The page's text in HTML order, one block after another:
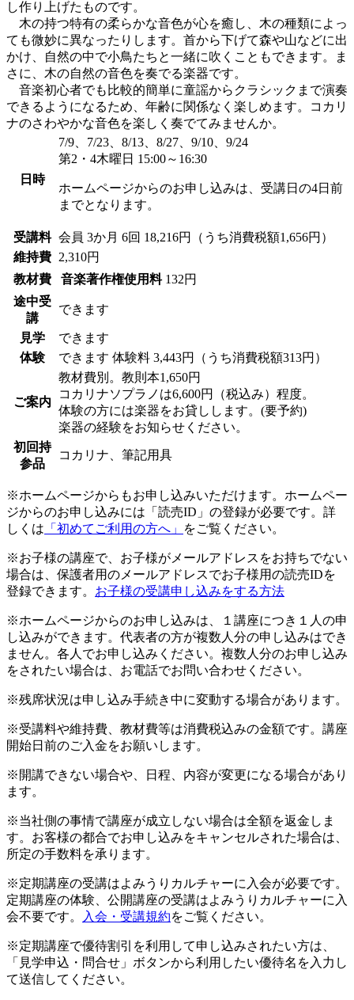
し作り上げたものです。
木の持つ特有の柔らかな音色が心を癒し、木の種類によっ
ても微妙に異なったりします。首から下げて森や山などに出
かけ、自然の中で小鳥たちと一緒に吹くこともできます。ま
さに、木の自然の音色を奏でる楽器です。
音楽初心者でも比較的簡単に童謡からクラシックまで演奏
できるようになるため、年齢に関係なく楽しめます。コカリ
ナのさわやかな音色を楽しく奏でてみませんか。
日時
7/9、7/23、8/13、8/27、9/10、9/24
第2・4木曜日 15:00～16:30
ホームページからのお申し込みは、受講日の4日前
までとなります。
受講料 会員 3か月 6回 18,216円（うち消費税額1,656円）
維持費
2,310円
教材費
音楽著作権使用料 132円
途中受
講
できます
見学
できます
体験
できます 体験料 3,443円（うち消費税額313円）
ご案内
教材費別。教則本1,650円
コカリナソプラノは6,600円（税込み）程度。
体験の方には楽器をお貸しします。(要予約)
楽器の経験をお知らせください。
初回持
参品
コカリナ、筆記用具
※ホームページからもお申し込みいただけます。ホームペー
ジからのお申し込みには「読売ID」の登録が必要です。詳
しくは 「初めてご利用の方へ」 をご覧ください。
※お子様の講座で、お子様がメールアドレスをお持ちでない
場合は、保護者用のメールアドレスでお子様用の読売IDを
登録できます。 お子様の受講申し込みをする方法
※ホームページからのお申し込みは、１講座につき１人の申
し込みができます。代表者の方が複数人分の申し込みはでき
ません。各人でお申し込みください。複数人分のお申し込み
をされたい場合は、お電話でお問い合わせください。
※残席状況は申し込み手続き中に変動する場合があります。
※受講料や維持費、教材費等は消費税込みの金額です。講座
開始日前のご入金をお願いします。
※開講できない場合や、日程、内容が変更になる場合があり
ます。
※当社側の事情で講座が成立しない場合は全額を返金しま
す。お客様の都合でお申し込みをキャンセルされた場合は、
所定の手数料を承ります。
※定期講座の受講はよみうりカルチャーに入会が必要です。
定期講座の体験、公開講座の受講はよみうりカルチャーに入
会不要です。
入会・受講規約をご覧ください。
※定期講座で優待割引を利用して申し込みされたい方は、
「見学申込・問合せ」ボタンから利用したい優待名を入力し
て送信してください。